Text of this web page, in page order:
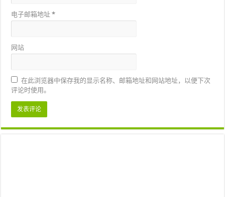
电子邮箱地址*
网站
在此浏览器中保存我的显示名称、邮箱地址和网站地址，以便下次
评论时使用。